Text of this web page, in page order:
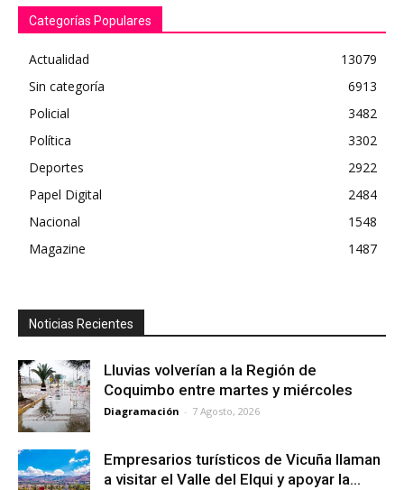
Categorías Populares
Actualidad
13079
Sin categoría
6913
Policial
3482
Política
3302
Deportes
2922
Papel Digital
2484
Nacional
1548
Magazine
1487
Noticias Recientes
Lluvias volverían a la Región de
Coquimbo entre martes y miércoles
Diagramación - 7 Agosto, 2026
Empresarios turísticos de Vicuña llaman
a visitar el Valle del Elqui y apoyar la...